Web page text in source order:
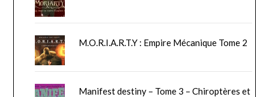
M.O.R.I.A.R.T.Y : Empire Mécanique Tome 2
Manifest destiny – Tome 3 – Chiroptères et